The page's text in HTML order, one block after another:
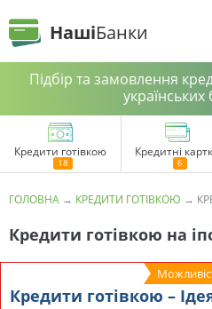
НашіБанки
Підбір та замовлення
українських
Кредити готівкою Кредитні
ГОЛОВНА → КРЕДИТИ ГОТІВКОЮ →
Кредити готівкою на
Кредити готівкою –